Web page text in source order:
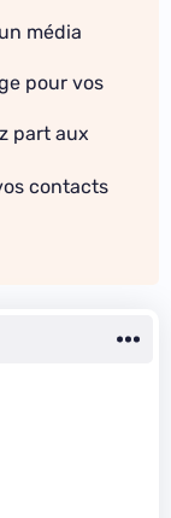
média
pour vos
part aux
contacts